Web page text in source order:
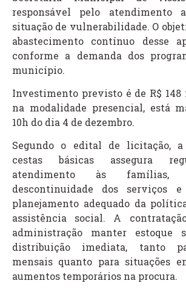
responsável pelo atendimento
situação de vulnerabilidade. O
abastecimento contínuo desse
conforme a demanda dos
município.
Investimento previsto é de R$ 148
na modalidade presencial, está
10h do dia 4 de dezembro.
Segundo o edital de licitação, a
cestas básicas assegura
atendimento às
descontinuidade dos serviços
planejamento adequado da
assistência social. A
administração manter estoque
distribuição imediata, tanto
mensais quanto para situações
aumentos temporários na procura.